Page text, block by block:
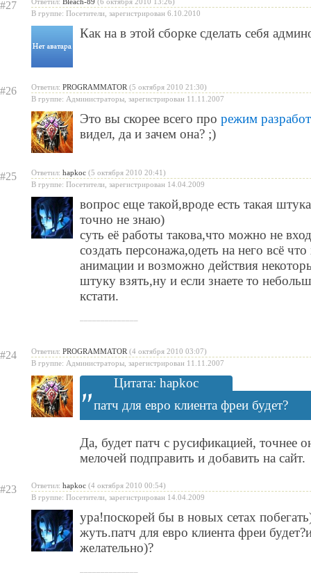
#27
В группе: Посетители, зарегистрирован 6.10.2010
Как на в этой сборке сделать себя
#26 Ответил: PROGRAMMATOR (5 октября 2010 21:30)
В группе: Администраторы, зарегистрирован 11.11.2007
Это вы скорее всего про режим
видел, да и зачем она? ;)
#25 Ответил: hapkoc (5 октября 2010 20:41)
В группе: Посетители, зарегистрирован 14.04.2009
вопрос еще такой,вроде есть такая
точно не знаю)
суть её работы такова,что можно не
создать персонажа,одеть на него всё
анимации и возможно действия
штуку взять,ну и если знаете то
кстати.
#24 Ответил: PROGRAMMATOR (4 октября 2010 03:07)
В группе: Администраторы, зарегистрирован 11.11.2007
Цитата: hapkoc
патч для евро клиента фреи будет?
Да, будет патч с русификацией, точнее
мелочей подправить и добавить на сайт.
#23 Ответил: hapkoc (4 октября 2010 00:54)
В группе: Посетители, зарегистрирован 14.04.2009
ура!поскорей бы в новых сетах
жуть.патч для евро клиента фреи
желательно)?